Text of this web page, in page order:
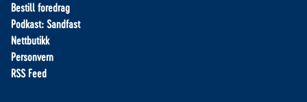
Bestill foredrag
Podkast: Sandfast
Nettbutikk
Personvern
RSS Feed